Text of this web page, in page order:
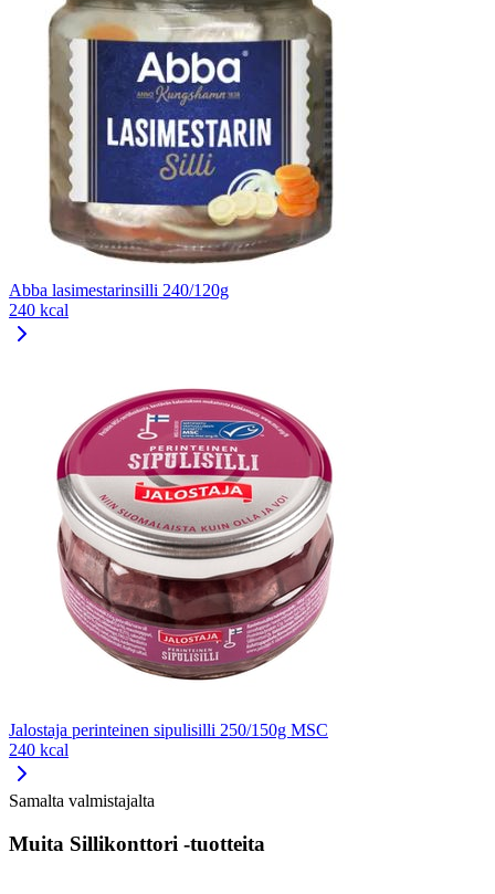
Abba lasimestarinsilli 240/120g
240 kcal
Jalostaja perinteinen sipulisilli 250/150g MSC
240 kcal
Samalta valmistajalta
Muita Sillikonttori -tuotteita